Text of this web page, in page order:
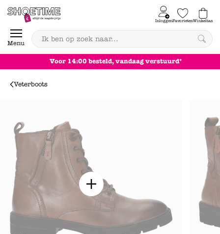
Skip to content
Menu
InloggenFavorietenWinkeltas
0
Gratisverzendingvanaf €59,-
Veterboots